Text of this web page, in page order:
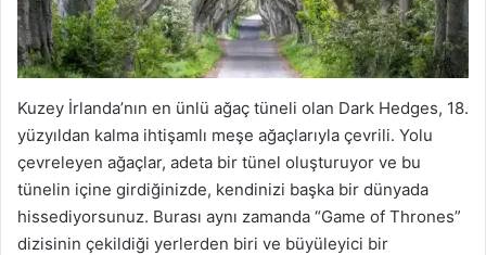
Kuzey İrlanda’nın en ünlü ağaç tüneli olan Dark Hedges, 18.
yüzyıldan kalma ihtişamlı meşe ağaçlarıyla çevrili. Yolu
çevreleyen ağaçlar, adeta bir tünel oluşturuyor ve bu
tünelin içine girdiğinizde, kendinizi başka bir dünyada
hissediyorsunuz. Burası aynı zamanda “Game of Thrones”
dizisinin çekildiği yerlerden biri ve büyüleyici bir